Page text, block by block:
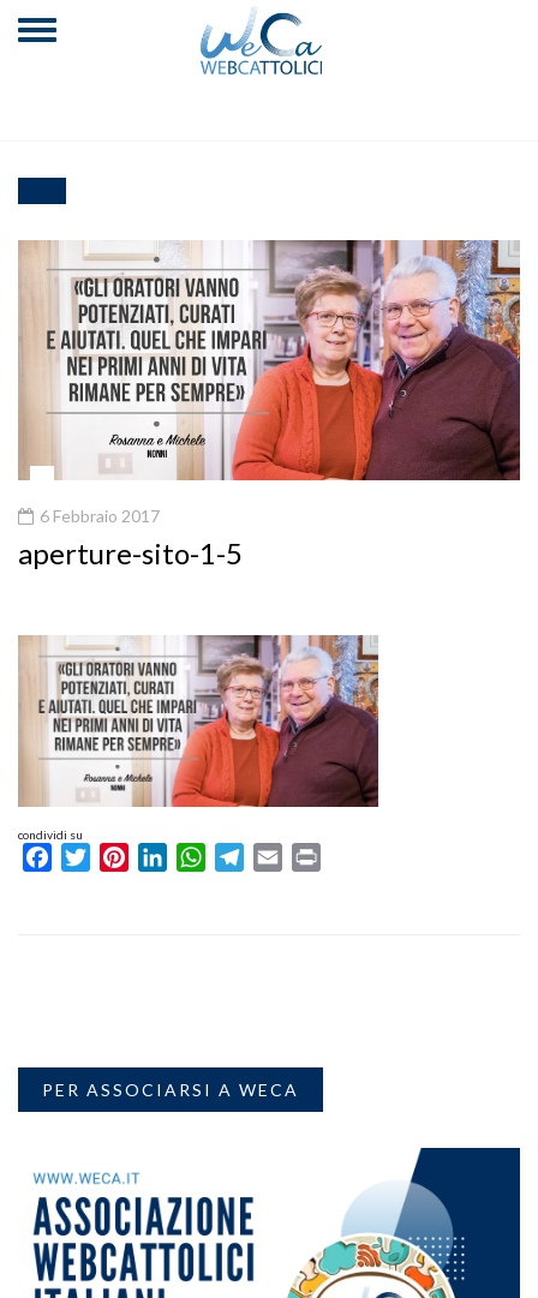
6 Febbraio 2017
aperture-sito-1-5
condividi su
FacebookTwitterPinterestLinkedInWhatsAppTelegram
Email
PER ASSOCIARSI A WECA